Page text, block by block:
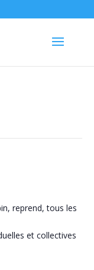
reprend, tous les
et collectives